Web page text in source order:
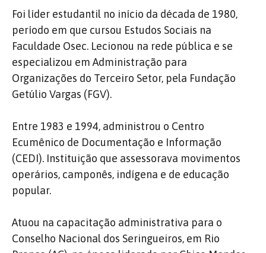
Foi líder estudantil no início da década de 1980,
período em que cursou Estudos Sociais na
Faculdade Osec. Lecionou na rede pública e se
especializou em Administração para
Organizações do Terceiro Setor, pela Fundação
Getúlio Vargas (FGV).
Entre 1983 e 1994, administrou o Centro
Ecumênico de Documentação e Informação
(CEDI). Instituição que assessorava movimentos
operários, camponês, indígena e de educação
popular.
Atuou na capacitação administrativa para o
Conselho Nacional dos Seringueiros, em Rio